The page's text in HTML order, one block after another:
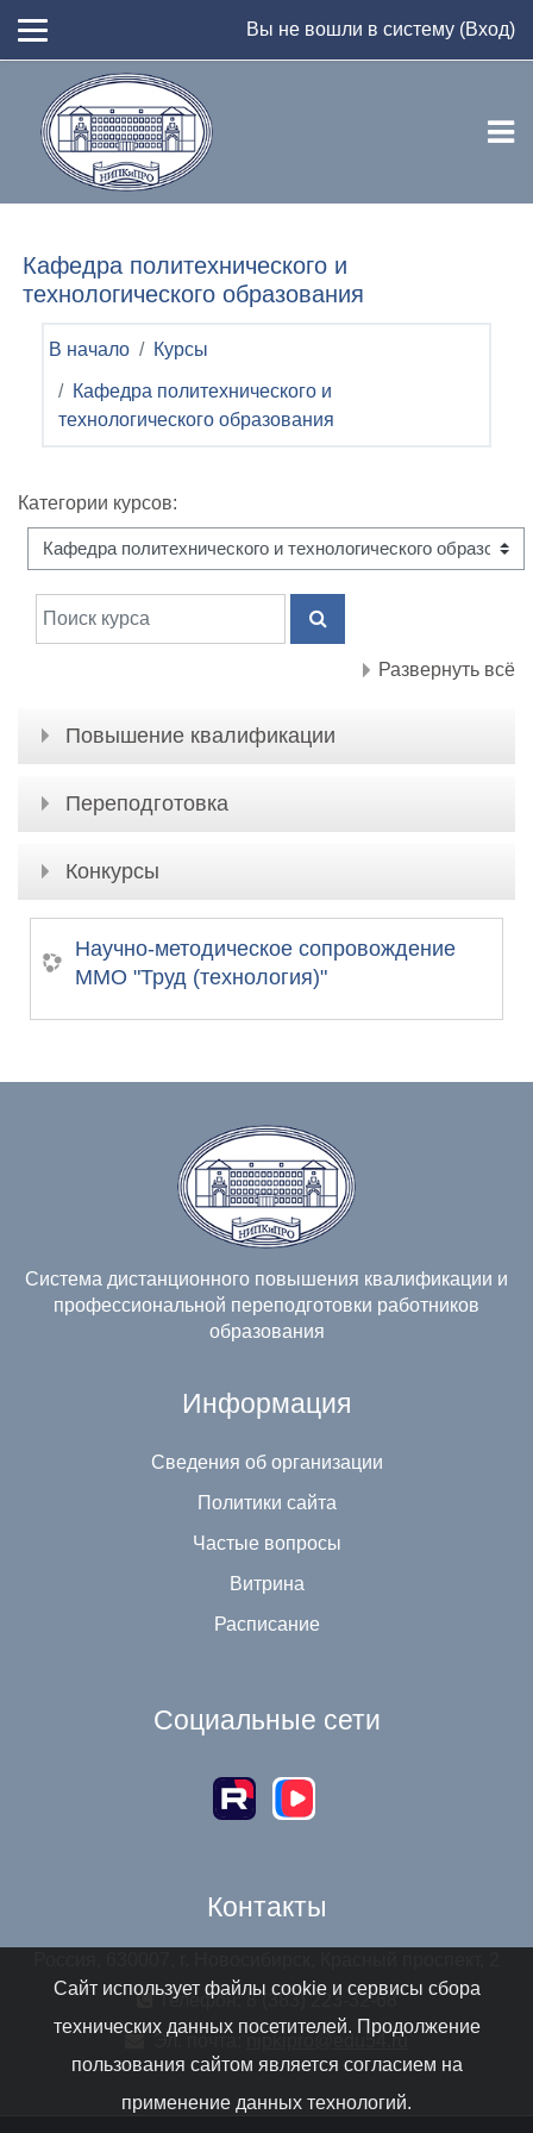
Вы не вошли в систему (Вход)
Кафедра политехнического и
технологического образования
В начало Курсы
Кафедра политехнического и
технологического образования
Категории курсов:
Поиск курса
ПОИСК КУРСА
Развернуть всё
Повышение квалификации
Переподготовка
Конкурсы
Научно-методическое сопровождение
ММО "Труд (технология)"
Система дистанционного повышения квалификации и
профессиональной переподготовки работников
образования
Информация
Сведения об организации
Политики сайта
Частые вопросы
Витрина
Расписание
Социальные сети
Контакты
Телефон: 8 (383) 223-32-68
Эл. почта:
nipkipro@edu54.ru
Сайт использует файлы cookie и сервисы сбора
технических данных посетителей. Продолжение
пользования сайтом является согласием на
применение данных технологий.